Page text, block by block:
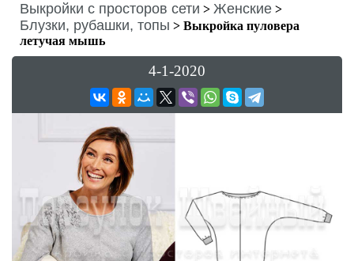
Выкройки с просторов сети > Женские >
Блузки, рубашки, топы > Выкройка пуловера
летучая мышь
4-1-2020